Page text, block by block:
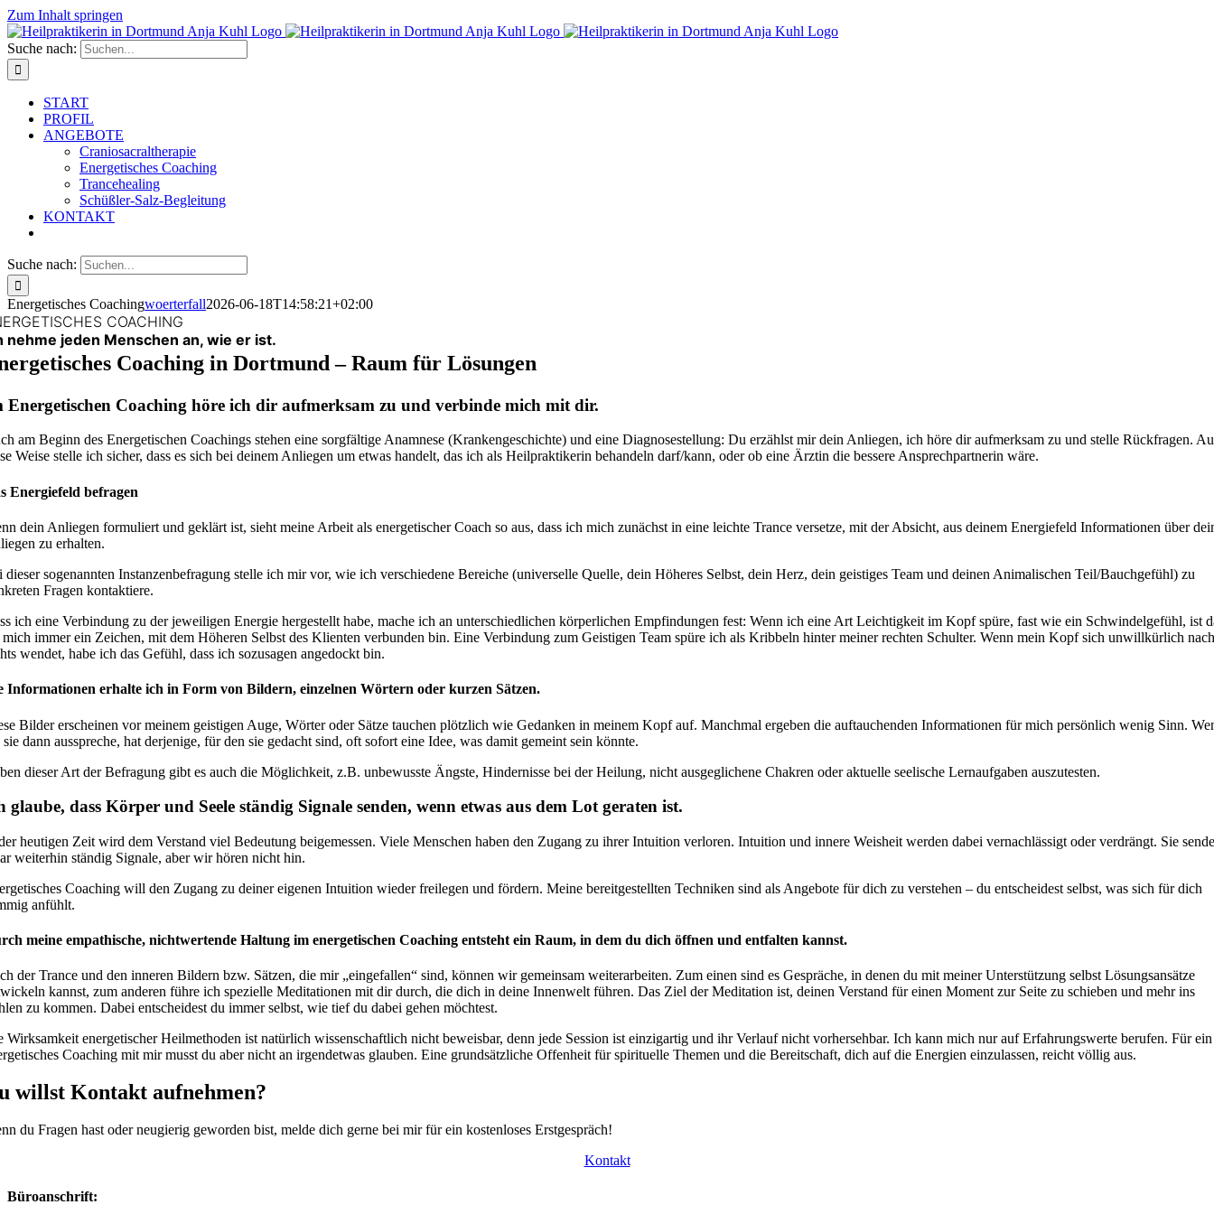
Zum Inhalt springen
Suche nach:
START
PROFIL
ANGEBOTE
Craniosacraltherapie
Energetisches Coaching
Trancehealing
Schüßler-Salz-Begleitung
KONTAKT
Suche nach:
Energetisches Coachingwoerterfall2026-06-18T14:58:21+02:00
COACHING
nehme jeden Menschen an, wie er ist.
Coaching in Dortmund – Raum für Lösungen
Energetischen Coaching höre ich dir aufmerksam zu und verbinde mich mit dir.
am Beginn des Energetischen Coachings stehen eine sorgfältige Anamnese (Krankengeschichte) und eine Diagnosestellung: Du erzählst mir dein Anliegen, ich höre dir aufmerksam zu und stelle Rückfragen.
Weise stelle ich sicher, dass es sich bei deinem Anliegen um etwas handelt, das ich als Heilpraktikerin behandeln darf/kann, oder ob eine Ärztin die bessere Ansprechpartnerin wäre.
Energiefeld befragen
dein Anliegen formuliert und geklärt ist, sieht meine Arbeit als energetischer Coach so aus, dass ich mich zunächst in eine leichte Trance versetze, mit der Absicht, aus deinem Energiefeld Informationen über
zu erhalten.
dieser sogenannten Instanzenbefragung stelle ich mir vor, wie ich verschiedene Bereiche (universelle Quelle, dein Höheres Selbst, dein Herz, dein geistiges Team und deinen Animalischen Teil/Bauchgefühl) zu
Fragen kontaktiere.
ich eine Verbindung zu der jeweiligen Energie hergestellt habe, mache ich an unterschiedlichen körperlichen Empfindungen fest: Wenn ich eine Art Leichtigkeit im Kopf spüre, fast wie ein Schwindelgefühl, ist
immer ein Zeichen, mit dem Höheren Selbst des Klienten verbunden bin. Eine Verbindung zum Geistigen Team spüre ich als Kribbeln hinter meiner rechten Schulter. Wenn mein Kopf sich unwillkürlich
wendet, habe ich das Gefühl, dass ich sozusagen angedockt bin.
Informationen erhalte ich in Form von Bildern, einzelnen Wörtern oder kurzen Sätzen.
Bilder erscheinen vor meinem geistigen Auge, Wörter oder Sätze tauchen plötzlich wie Gedanken in meinem Kopf auf. Manchmal ergeben die auftauchenden Informationen für mich persönlich wenig Sinn.
sie dann ausspreche, hat derjenige, für den sie gedacht sind, oft sofort eine Idee, was damit gemeint sein könnte.
dieser Art der Befragung gibt es auch die Möglichkeit, z.B. unbewusste Ängste, Hindernisse bei der Heilung, nicht ausgeglichene Chakren oder aktuelle seelische Lernaufgaben auszutesten.
glaube, dass Körper und Seele ständig Signale senden, wenn etwas aus dem Lot geraten ist.
heutigen Zeit wird dem Verstand viel Bedeutung beigemessen. Viele Menschen haben den Zugang zu ihrer Intuition verloren. Intuition und innere Weisheit werden dabei vernachlässigt oder verdrängt. Sie
weiterhin ständig Signale, aber wir hören nicht hin.
Coaching will den Zugang zu deiner eigenen Intuition wieder freilegen und fördern. Meine bereitgestellten Techniken sind als Angebote für dich zu verstehen – du entscheidest selbst, was sich für dich
anfühlt.
meine empathische, nichtwertende Haltung im energetischen Coaching entsteht ein Raum, in dem du dich öffnen und entfalten kannst.
der Trance und den inneren Bildern bzw. Sätzen, die mir „eingefallen“ sind, können wir gemeinsam weiterarbeiten. Zum einen sind es Gespräche, in denen du mit meiner Unterstützung selbst Lösungsansätze
kannst, zum anderen führe ich spezielle Meditationen mit dir durch, die dich in deine Innenwelt führen. Das Ziel der Meditation ist, deinen Verstand für einen Moment zur Seite zu schieben und mehr ins
zu kommen. Dabei entscheidest du immer selbst, wie tief du dabei gehen möchtest.
Wirksamkeit energetischer Heilmethoden ist natürlich wissenschaftlich nicht beweisbar, denn jede Session ist einzigartig und ihr Verlauf nicht vorhersehbar. Ich kann mich nur auf Erfahrungswerte berufen. Für ein
Coaching mit mir musst du aber nicht an irgendetwas glauben. Eine grundsätzliche Offenheit für spirituelle Themen und die Bereitschaft, dich auf die Energien einzulassen, reicht völlig aus.
willst Kontakt aufnehmen?
du Fragen hast oder neugierig geworden bist, melde dich gerne bei mir für ein kostenloses Erstgespräch!
Kontakt
Büroanschrift: